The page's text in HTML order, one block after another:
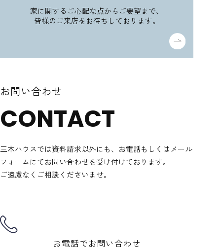
家に関するご心配な点からご要望まで、
皆様のご来店をお待ちしております。
お問い合わせ
CONTACT
三木ハウスでは資料請求以外にも、 お電話もしくはメール
フォームにてお問い合わせを受け付けております。
ご遠慮なくご相談くださいませ。
お電話でお問い合わせ